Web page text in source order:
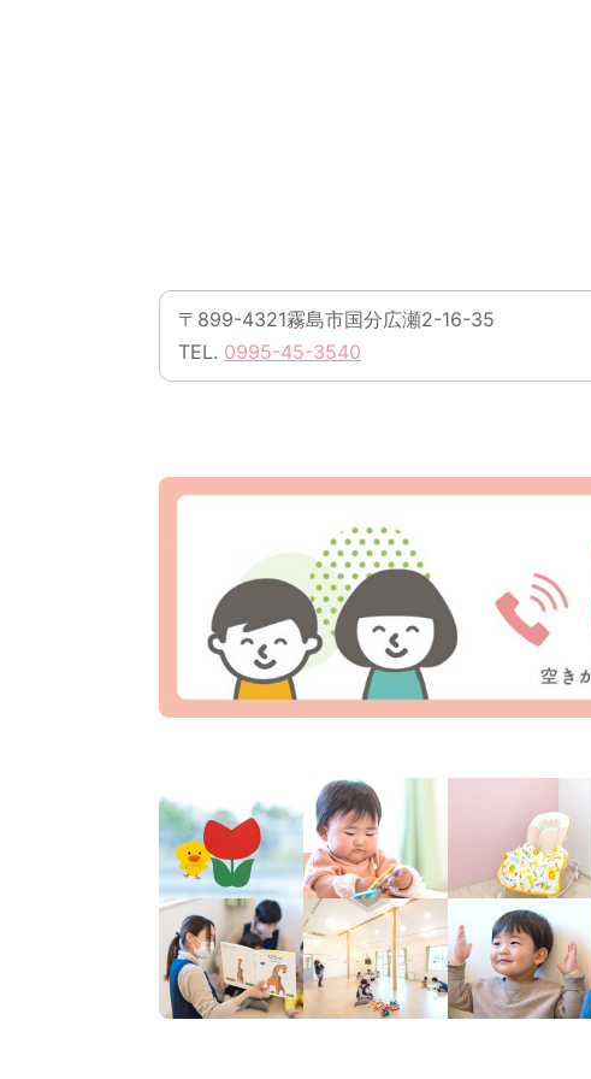
〒899-4321霧島市国分広瀬2-16-35
TEL. 0995-45-3540